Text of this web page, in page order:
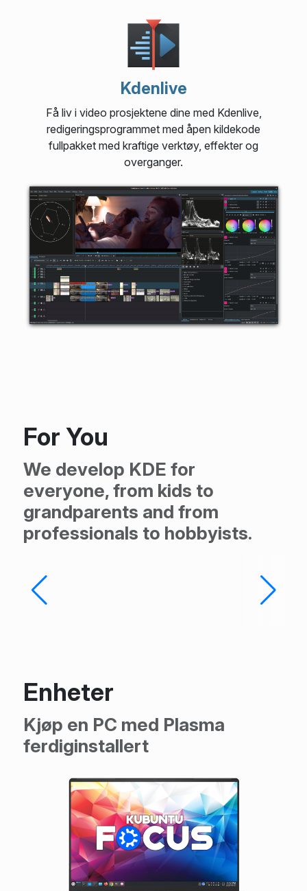
Kdenlive
Få liv i video prosjektene dine med Kdenlive,
redigeringsprogrammet med åpen kildekode
fullpakket med kraftige verktøy, effekter og
overganger.
For You
We develop KDE for
everyone, from kids to
grandparents and from
professionals to hobbyists.
Enheter
Kjøp en PC med Plasma
ferdiginstallert